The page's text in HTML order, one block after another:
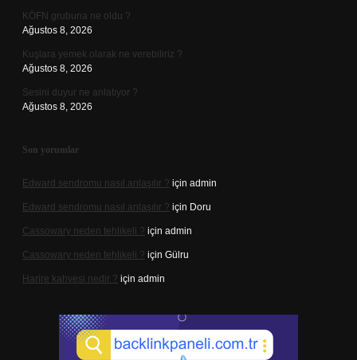
KÖFN grubuna ne oldu ?
Ağustos 8, 2026
Kuşlara yemek olarak ne verebiliriz ?
Ağustos 8, 2026
Sesini duyur ne anlatıyor ?
Ağustos 8, 2026
Son yorumlar
Edward sendromu nasıl anlaşılır ? için admin
Edward sendromu nasıl anlaşılır ? için Doru
Cassowary neden tehlikeli ? için admin
Cassowary neden tehlikeli ? için Gülru
Harire kahvesi nedir ? için admin